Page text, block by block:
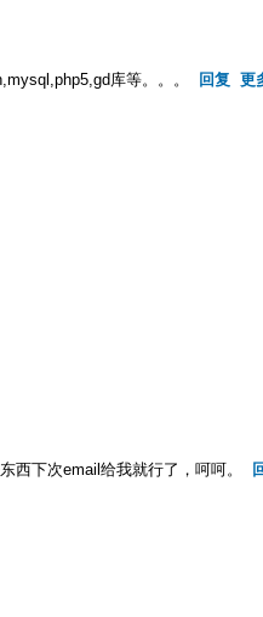
库等。。。
回复 更
西下次email给我就行了，呵呵。